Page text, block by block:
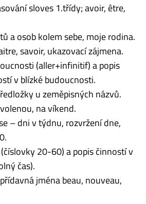
sloves 1.třídy; avoir, être,
a osob kolem sebe, moje rodina.
savoir, ukazovací zájmena.
(aller+infinitif) a popis
v blízké budoucnosti.
u zeměpisných názvů.
na víkend.
– dni v týdnu, rozvržení dne,
20-60) a popis činností v
čas).
jména beau, nouveau,